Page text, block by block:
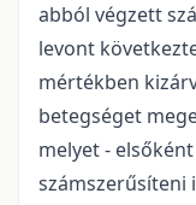
abból végzett
levont
mértékben
betegséget
melyet -
számszerűsíteni